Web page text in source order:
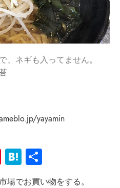
、ネギも入ってません。
yayamin
Pinterest
Hatena
有
場でお買い物をする。